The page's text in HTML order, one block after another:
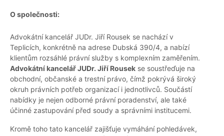
O společnosti:
Advokátní kancelář JUDr. Jiří Rousek se nachází v
Teplicích, konkrétně na adrese Dubská 390/4, a nabízí
klientům rozsáhlé právní služby s komplexním zaměřením.
Advokátní kancelář JUDr. Jiří Rousek se soustřeďuje na
obchodní, občanské a trestní právo, čímž pokrývá široký
okruh právních potřeb organizací i jednotlivců. Součástí
nabídky je nejen odborné právní poradenství, ale také
účinné zastupování před soudy a správními institucemi.
Kromě toho tato kancelář zajišťuje vymáhání pohledávek,